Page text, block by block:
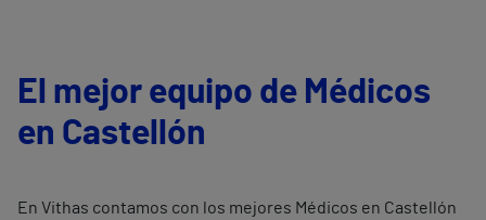
El mejor equipo de Médicos
en Castellón
En Vithas contamos con los mejores Médicos en Castellón